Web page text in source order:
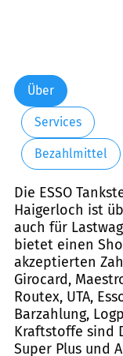
Über
Services
Bezahlmittel
Die ESSO
Haigerloch ist
auch für
bietet einen
akzeptierten
Girocard,
Routex, UTA,
Barzahlung,
Kraftstoffe sind
Super Plus und